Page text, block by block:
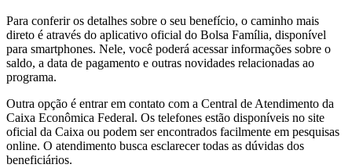
Para conferir os detalhes sobre o seu benefício, o caminho mais
direto é através do aplicativo oficial do Bolsa Família, disponível
para smartphones. Nele, você poderá acessar informações sobre o
saldo, a data de pagamento e outras novidades relacionadas ao
programa.
Outra opção é entrar em contato com a Central de Atendimento da
Caixa Econômica Federal. Os telefones estão disponíveis no site
oficial da Caixa ou podem ser encontrados facilmente em pesquisas
online. O atendimento busca esclarecer todas as dúvidas dos
beneficiários.